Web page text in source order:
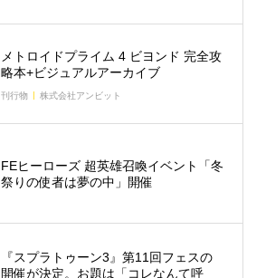
メトロイドプライム 4 ビヨンド 完全攻
略本+ビジュアルアーカイブ
刊行物 株式会社アンビット
FEヒーローズ 超英雄召喚イベント「冬
祭りの使者は夢の中」開催
『スプラトゥーン3』第11回フェスの
開催が決定。お題は「コレなんて呼